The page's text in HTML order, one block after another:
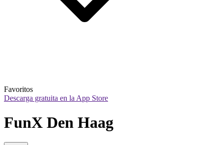
Favoritos
Descarga gratuita en la App Store
FunX Den Haag